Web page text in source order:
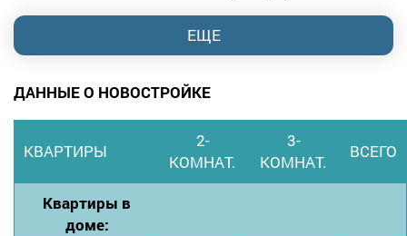
ЕЩЕ
ДАННЫЕ О НОВОСТРОЙКЕ
КВАРТИРЫ
2-
КОМНАТ.
3-
КОМНАТ.
ВСЕГО
Квартиры в
доме: